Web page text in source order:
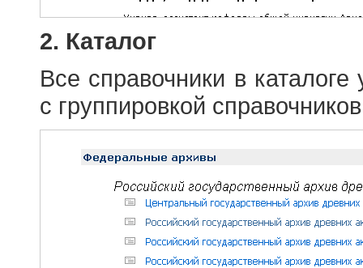
2. Каталог
Все справочники в
с группировкой